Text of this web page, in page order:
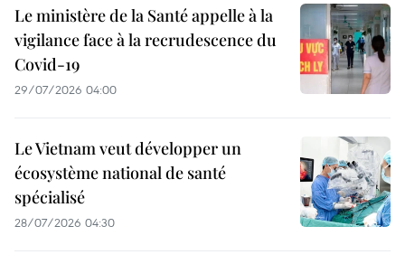
Le ministère de la Santé appelle à la
vigilance face à la recrudescence du
Covid-19
29/07/2026 04:00
Le Vietnam veut développer un
écosystème national de santé
spécialisé
28/07/2026 04:30